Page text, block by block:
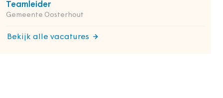
Teamleider
Gemeente Oosterhout
Bekijk alle vacatures